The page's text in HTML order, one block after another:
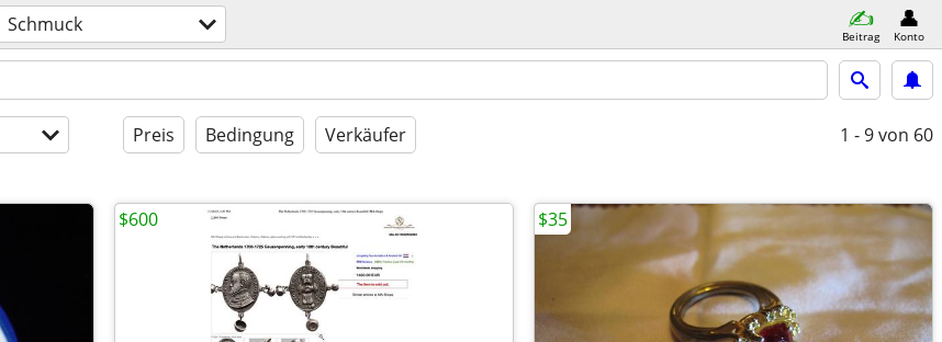
Schmuck Beitrag Konto
Preis Bedingung Verkäufer 1 - 9von 60
$600 $35